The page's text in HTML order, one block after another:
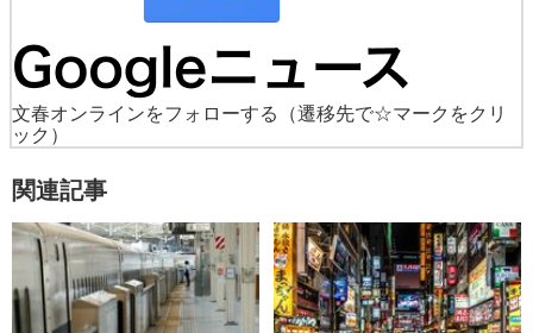
文春オンラインをフォローする
（遷移先で☆マークをクリ
ック）
関連記事